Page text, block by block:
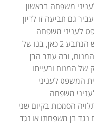
משפחה בראשון
הנתבע מס' 2, יש להעביר גם תביעה זו לדיון
בבית המשפט לעניני משפחה
בראשון לציון מתנהלת תביעה שהגיש הנתבע 2 כאן, בנו של
מס' 1, אלמנת המנוח, ובה עתר הבן
המנוח ורעייתו
של בית המשפט לעניני
משפחה
תלויה הסמכות בקיום שני
נגד בן משפחתו או נגד